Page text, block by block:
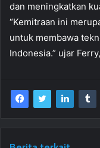
dan meningkatkan
“Kemitraan ini
untuk membawa
Indonesia.” ujar